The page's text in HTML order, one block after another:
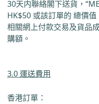
30天内聯絡閣下送貨， “
HK$50 或該訂單的 總價值
相關網上付款交易及貨品
購額。
3.0 運送費用
香港訂單 ：